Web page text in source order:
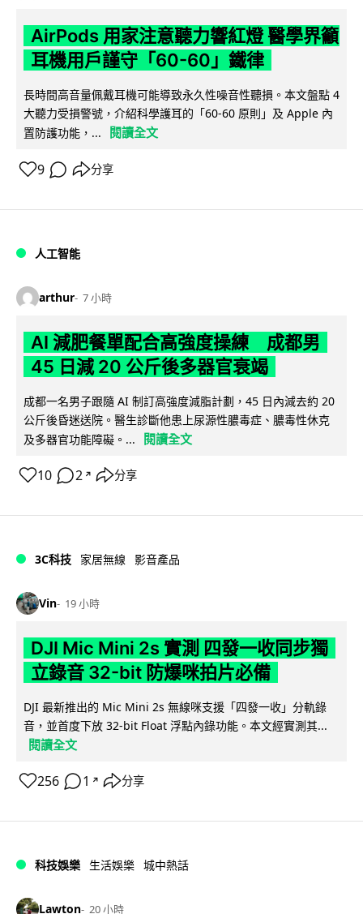
AirPods 用家注意聽力響紅燈 醫學界籲
耳機用戶謹守「60-60」鐵律
長時間高音量佩戴耳機可能導致永久性噪音性聽損。本文盤點 4
大聽力受損警號，介紹科學護耳的「60-60 原則」及 Apple 內
置防護功能，...
閱讀全文
9 分享
人工智能
arthur 7 小時
AI 減肥餐單配合高強度操練 成都男
45 日減 20 公斤後多器官衰竭
成都一名男子跟隨 AI 制訂高強度減脂計劃，45 日內減去約 20
公斤後昏迷送院。醫生診斷他患上尿源性膿毒症、膿毒性休克
及多器官功能障礙。...
閱讀全文
10 2 ↗ 分享
3C科技 家居無線 影音產品
Vin 19 小時
DJI Mic Mini 2s 實測 四發一收同步獨
立錄音 32-bit 防爆咪拍片必備
DJI 最新推出的 Mic Mini 2s 無線咪支援「四發一收」分軌錄
音，並首度下放 32-bit Float 浮點內錄功能。本文經實測其...
閱讀全文
256 1 ↗ 分享
科技娛樂 生活娛樂 城中熱話
Lawton 20 小時